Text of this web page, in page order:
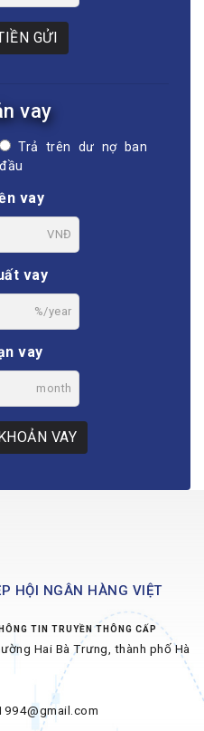
GỬI
vay
Trả trên dư nợ ban
đầu
vay
VNĐ
vay
%/year
vay
month
VAY
HỘI NGÂN HÀNG VIỆT
TIN TRUYỀN THÔNG CẤP
Hai Bà Trưng, thành phố Hà